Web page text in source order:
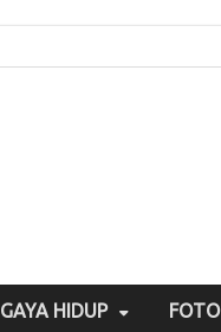
GAYA HIDUP FOTO